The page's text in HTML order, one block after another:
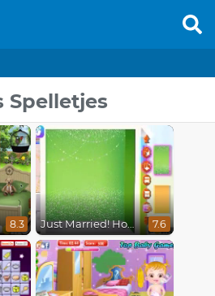
Spelletjes
8.3 Just Married! Home Deco 7.6